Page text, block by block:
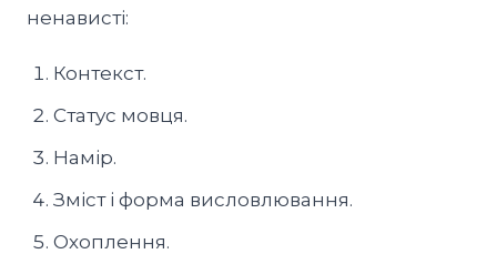
ненависті:
Контекст.
Статус мовця.
Намір.
Зміст і форма висловлювання.
Охоплення.